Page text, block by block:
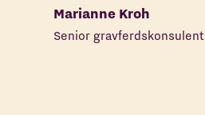
Marianne Kroh
Senior gravferdskonsulent